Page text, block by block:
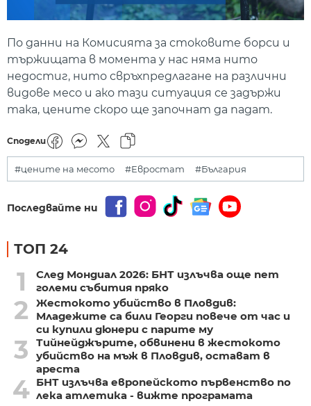
По данни на Комисията за стоковите борси и
тържищата в момента у нас няма нито
недостиг, нито свръхпредлагане на различни
видове месо и ако тази ситуация се задържи
така, цените скоро ще започнат да падат.
Сподели
#цените на месото #Евростат #България
Последвайте ни
ТОП 24
1
След Мондиал 2026: БНТ излъчва още пет
големи събития пряко
2
Жестокото убийство в Пловдив:
Младежите са били Георги повече от час и
си купили дюнери с парите му
3
Тийнейджърите, обвинени в жестокото
убийство на мъж в Пловдив, остават в
ареста
4 БНТ излъчва европейското първенство по
лека атлетика - вижте програмата